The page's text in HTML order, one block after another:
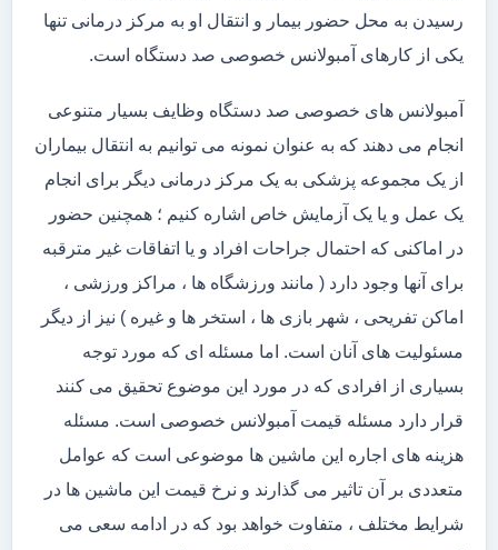
رسیدن به محل حضور بیمار و انتقال او به مرکز درمانی تنها
یکی از کارهای آمبولانس خصوصی صد دستگاه است.
آمبولانس های خصوصی صد دستگاه وظایف بسیار متنوعی
انجام می دهند که به عنوان نمونه می توانیم به انتقال بیماران
از یک مجموعه پزشکی به یک مرکز درمانی دیگر برای انجام
یک عمل و یا یک آزمایش خاص اشاره کنیم ؛ همچنین حضور
در اماکنی که احتمال جراحات افراد و یا اتفاقات غیر مترقبه
برای آنها وجود دارد ( مانند ورزشگاه ها ، مراکز ورزشی ،
اماکن تفریحی ، شهر بازی ها ، استخر ها و غیره ) نیز از دیگر
مسئولیت های آنان است. اما مسئله ای که مورد توجه
بسیاری از افرادی که در مورد این موضوع تحقیق می کنند
قرار دارد مسئله قیمت آمبولانس خصوصی است. مسئله
هزینه های اجاره این ماشین ها موضوعی است که عوامل
متعددی بر آن تاثیر می گذارند و نرخ قیمت این ماشین ها در
شرایط مختلف ، متفاوت خواهد بود که در ادامه سعی می